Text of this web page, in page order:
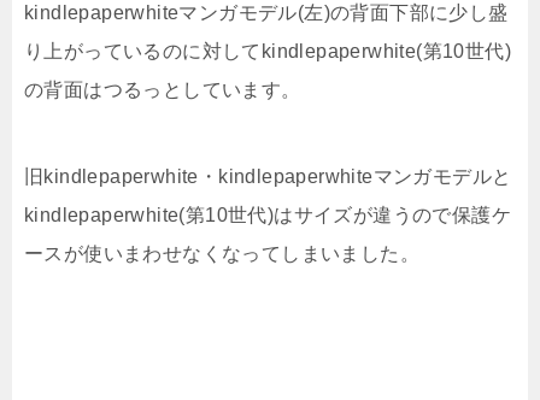
kindlepaperwhiteマンガモデル(左)の背面下部に少し盛
り上がっているのに対してkindlepaperwhite(第10世代)
の背面はつるっとしています。
旧kindlepaperwhite・kindlepaperwhiteマンガモデルと
kindlepaperwhite(第10世代)はサイズが違うので保護ケ
ースが使いまわせなくなってしまいました。